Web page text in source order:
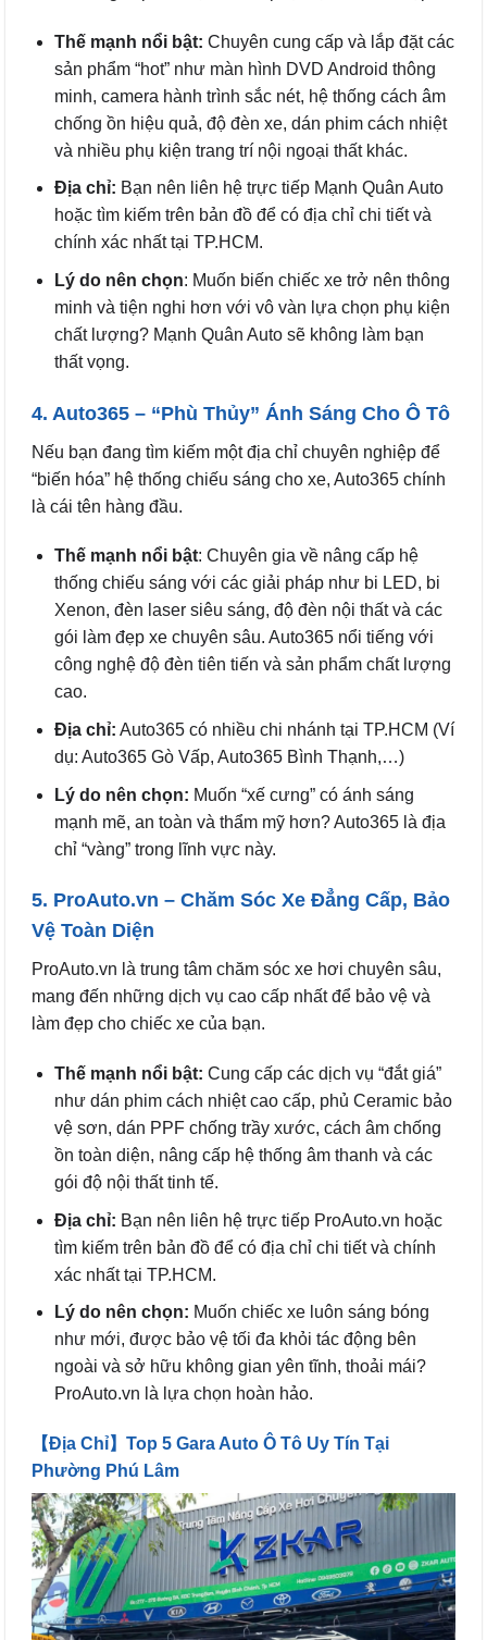
Thế mạnh nổi bật: Chuyên cung cấp và lắp đặt các
sản phẩm “hot” như màn hình DVD Android thông
minh, camera hành trình sắc nét, hệ thống cách âm
chống ồn hiệu quả, độ đèn xe, dán phim cách nhiệt
và nhiều phụ kiện trang trí nội ngoại thất khác.
Địa chỉ: Bạn nên liên hệ trực tiếp Mạnh Quân Auto
hoặc tìm kiếm trên bản đồ để có địa chỉ chi tiết và
chính xác nhất tại TP.HCM.
Lý do nên chọn: Muốn biến chiếc xe trở nên thông
minh và tiện nghi hơn với vô vàn lựa chọn phụ kiện
chất lượng? Mạnh Quân Auto sẽ không làm bạn
thất vọng.
4. Auto365 – “Phù Thủy” Ánh Sáng Cho Ô Tô
Nếu bạn đang tìm kiếm một địa chỉ chuyên nghiệp để
“biến hóa” hệ thống chiếu sáng cho xe, Auto365 chính
là cái tên hàng đầu.
Thế mạnh nổi bật: Chuyên gia về nâng cấp hệ
thống chiếu sáng với các giải pháp như bi LED, bi
Xenon, đèn laser siêu sáng, độ đèn nội thất và các
gói làm đẹp xe chuyên sâu. Auto365 nổi tiếng với
công nghệ độ đèn tiên tiến và sản phẩm chất lượng
cao.
Địa chỉ: Auto365 có nhiều chi nhánh tại TP.HCM (Ví
dụ: Auto365 Gò Vấp, Auto365 Bình Thạnh,…)
Lý do nên chọn: Muốn “xế cưng” có ánh sáng
mạnh mẽ, an toàn và thẩm mỹ hơn? Auto365 là địa
chỉ “vàng” trong lĩnh vực này.
5. ProAuto.vn – Chăm Sóc Xe Đẳng Cấp, Bảo
Vệ Toàn Diện
ProAuto.vn là trung tâm chăm sóc xe hơi chuyên sâu,
mang đến những dịch vụ cao cấp nhất để bảo vệ và
làm đẹp cho chiếc xe của bạn.
Thế mạnh nổi bật: Cung cấp các dịch vụ “đắt giá”
như dán phim cách nhiệt cao cấp, phủ Ceramic bảo
vệ sơn, dán PPF chống trầy xước, cách âm chống
ồn toàn diện, nâng cấp hệ thống âm thanh và các
gói độ nội thất tinh tế.
Địa chỉ: Bạn nên liên hệ trực tiếp ProAuto.vn hoặc
tìm kiếm trên bản đồ để có địa chỉ chi tiết và chính
xác nhất tại TP.HCM.
Lý do nên chọn: Muốn chiếc xe luôn sáng bóng
như mới, được bảo vệ tối đa khỏi tác động bên
ngoài và sở hữu không gian yên tĩnh, thoải mái?
ProAuto.vn là lựa chọn hoàn hảo.
【Địa Chỉ】Top 5 Gara Auto Ô Tô Uy Tín Tại
Phường Phú Lâm